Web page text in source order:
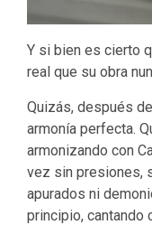
Y si bien es cierto
real que su obra
Quizás, después
armonía perfecta.
armonizando con
vez sin presiones,
apurados ni
principio, cantando